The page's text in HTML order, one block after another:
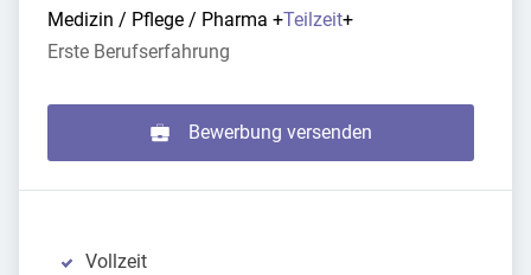
Medizin / Pflege / Pharma +Teilzeit+
Erste Berufserfahrung
Bewerbung versenden
Vollzeit